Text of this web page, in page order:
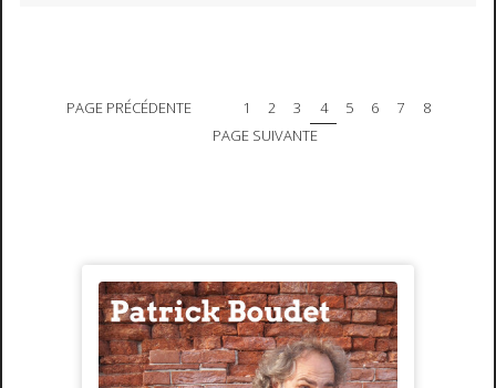
PAGE PRÉCÉDENTE 1 2 3 4 5 6 7
8
PAGE SUIVANTE